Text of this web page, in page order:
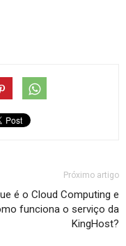
Próximo artigo
é o Cloud Computing e
funciona o serviço da
KingHost?